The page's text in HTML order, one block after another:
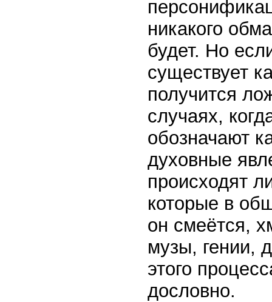
никакого
будет. Но
существует
получится
случаях,
обозначают
духовные
происходят
которые в
он смеётся,
музы, гении,
этого
дословно.